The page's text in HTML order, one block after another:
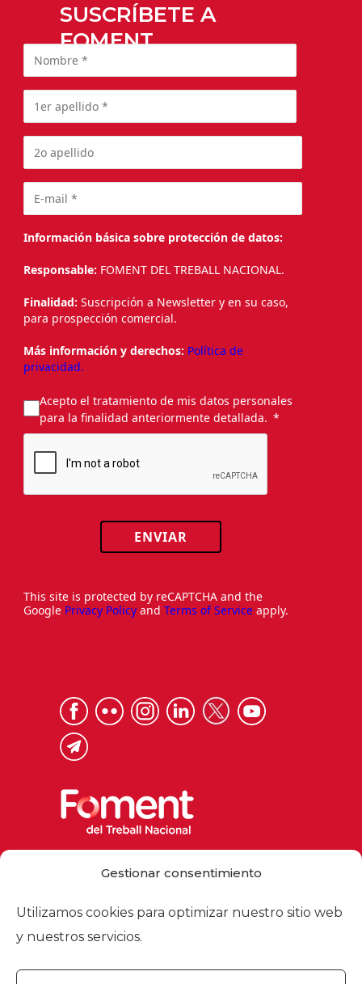
Gestionar consentimiento
Utilizamos cookies para optimizar nuestro sitio web
y nuestros servicios.
SUSCRÍBETE A
FOMENT
Información básica sobre protección de datos:
Responsable: FOMENT DEL TREBALL NACIONAL.
Finalidad: Suscripción a Newsletter y en su caso,
para prospección comercial.
Más información y derechos: Política de
privacidad.
Acepto el tratamiento de mis datos personales
para la finalidad anteriormente detallada.
ENVIAR
This site is protected by reCAPTCHA and the
Google Privacy Policy and Terms of Service apply.
foment@foment.com